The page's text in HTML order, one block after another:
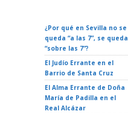
¿Por qué en Sevilla no se
queda “a las 7”, se queda
“sobre las 7”?
El Judío Errante en el
Barrio de Santa Cruz
El Alma Errante de Doña
María de Padilla en el
Real Alcázar